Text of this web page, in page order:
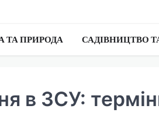
ТА ПРИРОДА САДІВНИЦТВО
в ЗСУ: